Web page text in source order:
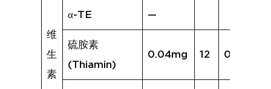
维
生
素
α-TE —
硫胺素
(Thiamin)
0.04mg 12 0.04mg